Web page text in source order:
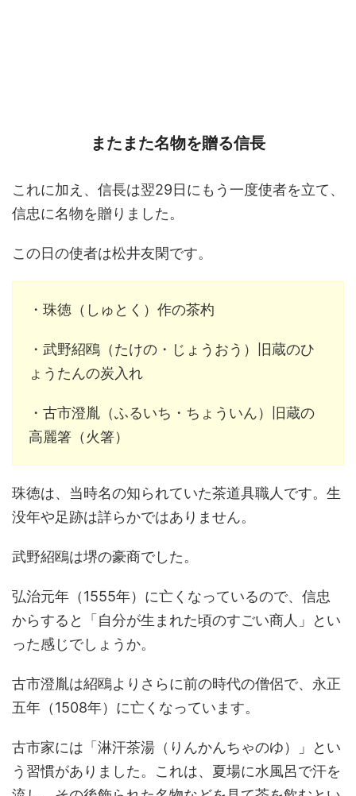
またまた名物を贈る信長
これに加え、信長は翌29日にもう一度使者を立て、
信忠に名物を贈りました。
この日の使者は松井友閑です。
・珠徳（しゅとく）作の茶杓
・武野紹鴎（たけの・じょうおう）旧蔵のひ
ょうたんの炭入れ
・古市澄胤（ふるいち・ちょういん）旧蔵の
高麗箸（火箸）
珠徳は、当時名の知られていた茶道具職人です。生
没年や足跡は詳らかではありません。
武野紹鴎は堺の豪商でした。
弘治元年（1555年）に亡くなっているので、信忠
からすると「自分が生まれた頃のすごい商人」とい
った感じでしょうか。
古市澄胤は紹鴎よりさらに前の時代の僧侶で、永正
五年（1508年）に亡くなっています。
古市家には「淋汗茶湯（りんかんちゃのゆ）」とい
う習慣がありました。これは、夏場に水風呂で汗を